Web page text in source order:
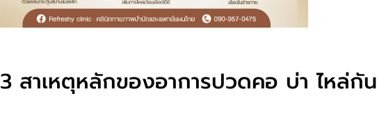
3 สาเหตุหลักของอาการปวดคอ บ่า ไหล่กัน